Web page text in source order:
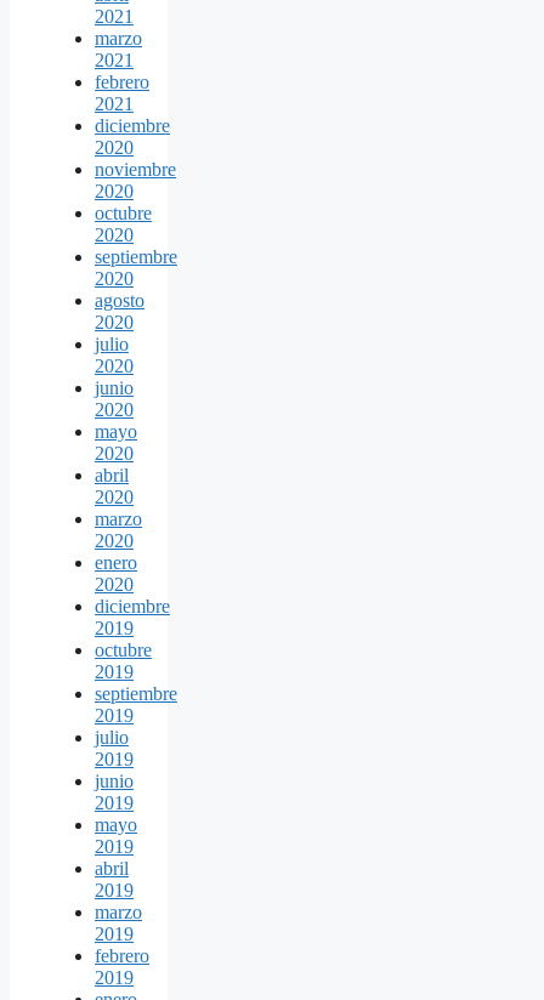
2021
marzo
2021
febrero
2021
diciembre
2020
noviembre
2020
octubre
2020
septiembre
2020
agosto
2020
julio
2020
junio
2020
mayo
2020
abril
2020
marzo
2020
enero
2020
diciembre
2019
octubre
2019
septiembre
2019
julio
2019
junio
2019
mayo
2019
abril
2019
marzo
2019
febrero
2019